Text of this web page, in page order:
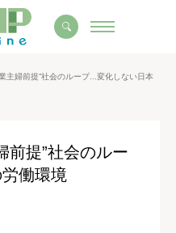
主婦前提”社会のループ...変化しない日本
前提”社会のルー
働環境